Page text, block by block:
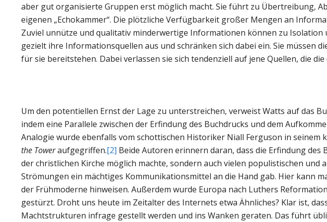
aber gut organisierte Gruppen erst möglich macht. Sie führt zu Übertreibung,
eigenen „Echokammer“. Die plötzliche Verfügbarkeit großer Mengen an
Zuviel unnütze und qualitativ minderwertige Informationen können zu Isolation
gezielt ihre Informationsquellen aus und schränken sich dabei ein. Sie müssen
für sie bereitstehen. Dabei verlassen sie sich tendenziell auf jene Quellen, die
Um den potentiellen Ernst der Lage zu unterstreichen, verweist Watts auf das
indem eine Parallele zwischen der Erfindung des Buchdrucks und dem
Analogie wurde ebenfalls vom schottischen Historiker Niall Ferguson in seinem
the Toweraufgegriffen.[2] Beide Autoren erinnern daran, dass die Erfindung
der christlichen Kirche möglich machte, sondern auch vielen populistischen und
Strömungen ein mächtiges Kommunikationsmittel an die Hand gab. Hier kann
der Frühmoderne hinweisen. Außerdem wurde Europa nach Luthers
gestürzt. Droht uns heute im Zeitalter des Internets etwa Ähnliches? Klar ist,
Machtstrukturen infrage gestellt werden und ins Wanken geraten. Das führt